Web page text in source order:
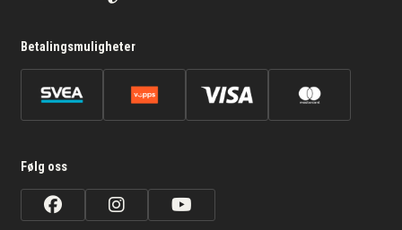
Betalingsmuligheter
Følg oss